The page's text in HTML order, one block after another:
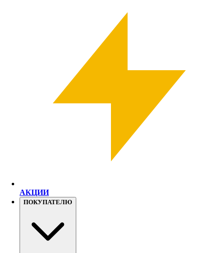
АКЦИИ
ПОКУПАТЕЛЮ